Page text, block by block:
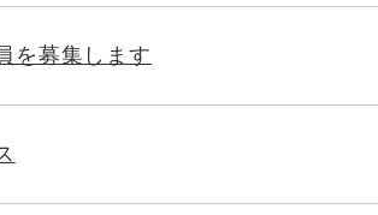
を募集します